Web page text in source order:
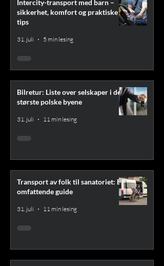
Intercity-transport med barn –
sikkerhet, komfort og praktiske
tips
31. juli 5 min lesing
Bilretur: Liste over selskaper i de
største polske byene
31. juli 11 min lesing
Transport av folk til sanatoriet: En
omfattende guide
31. juli 11 min lesing